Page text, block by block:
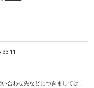
33-11
合わせ先などにつきましては、